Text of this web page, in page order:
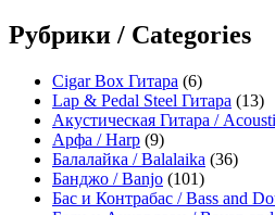
Рубрики / Categories
Cigar Box Гитара (6)
Lap & Pedal Steel Гитара (13)
Акустическая Гитара /
Арфа / Harp (9)
Балалайка / Balalaika (36)
Банджо / Banjo (101)
Бас и Контрабас / Bass and